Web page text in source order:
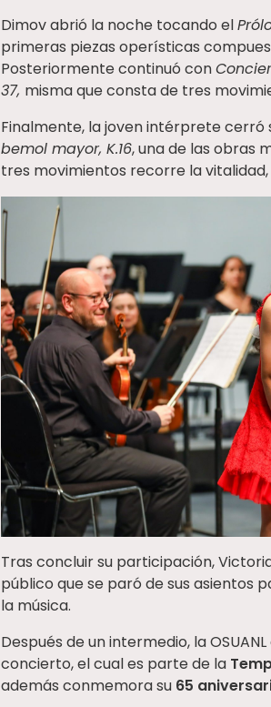
Dimov abrió la noche tocando el
primeras piezas operísticas
Posteriormente continuó con
37, misma que consta de tres
Finalmente, la joven intérprete
bemol mayor, K.16, una de las obras
tres movimientos recorre la
Tras concluir su participación,
público que se paró de sus asientos
la música.
Después de un intermedio, la
concierto, el cual es parte de la
además conmemora su 65